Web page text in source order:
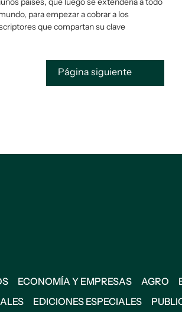
para empezar a cobrar a los
que compartan su clave
Página siguiente
ECONOMÍA Y EMPRESAS AGRO
EDICIONES ESPECIALES